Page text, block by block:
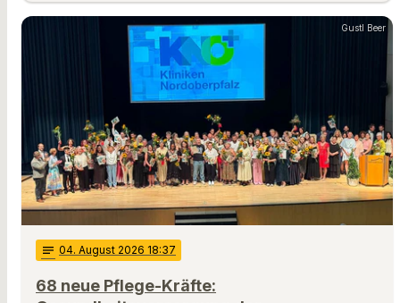
Gustl Beer
notes 04. August 2026 18:37
68 neue Pflege-Kräfte: